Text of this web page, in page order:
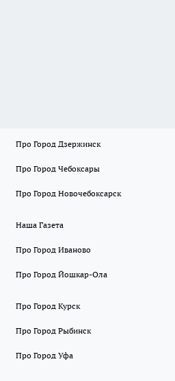
Про Город Дзержинск
Про Город Чебоксары
Про Город Новочебоксарск
Наша Газета
Про Город Иваново
Про Город Йошкар-Ола
Про Город Курск
Про Город Рыбинск
Про Город Уфа